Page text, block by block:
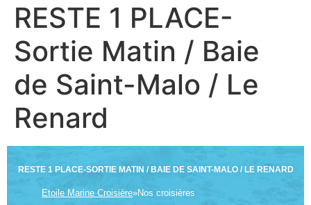
RESTE 1 PLACE-
Sortie Matin / Baie
de Saint-Malo / Le
Renard
RESTE 1 PLACE-SORTIE MATIN / BAIE DE SAINT-MALO / LE RENARD
Etoile Marine Croisière»Nos croisières